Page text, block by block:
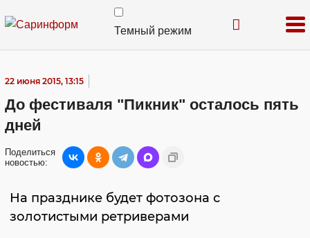
Темный режим
22 июня 2015, 13:15
До фестиваля "Пикник" осталось пять
дней
Поделиться
новостью:
На празднике будет фотозона с
золотистыми ретриверами